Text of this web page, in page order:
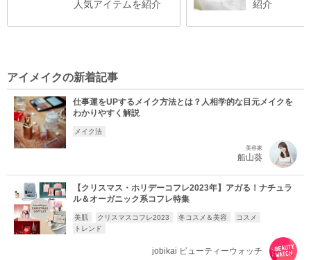
人気アイテムを紹介
紹介
アイメイクの新着記事
仕事運をUPするメイク方法とは？人相学的な目元メイクを
わかりやすく解説
メイク法
美容家
船山葵
【クリスマス・ホリデーコフレ2023年】アガる！ナチュラ
ル＆オーガニック系コフレ特集
美肌 クリスマスコフレ2023 冬コスメ＆美容
コスメ
トレンド
jobikai ビューティーウォッチ